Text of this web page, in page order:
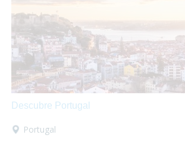
satisfacer todas tus necesidades
el material y la información que
que estas vacaciones sean las
tener! Así que escápate a conocer Japón y,
Descubre Portugal
Portugal